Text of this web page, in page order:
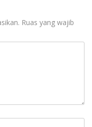
Ruas yang wajib